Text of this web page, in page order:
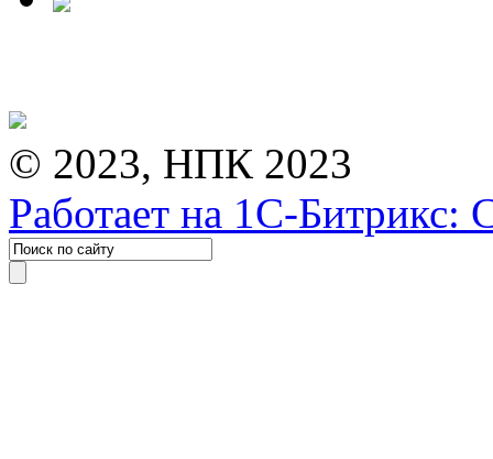
© 2023, НПК 2023
Работает на 1С-Битрикс: